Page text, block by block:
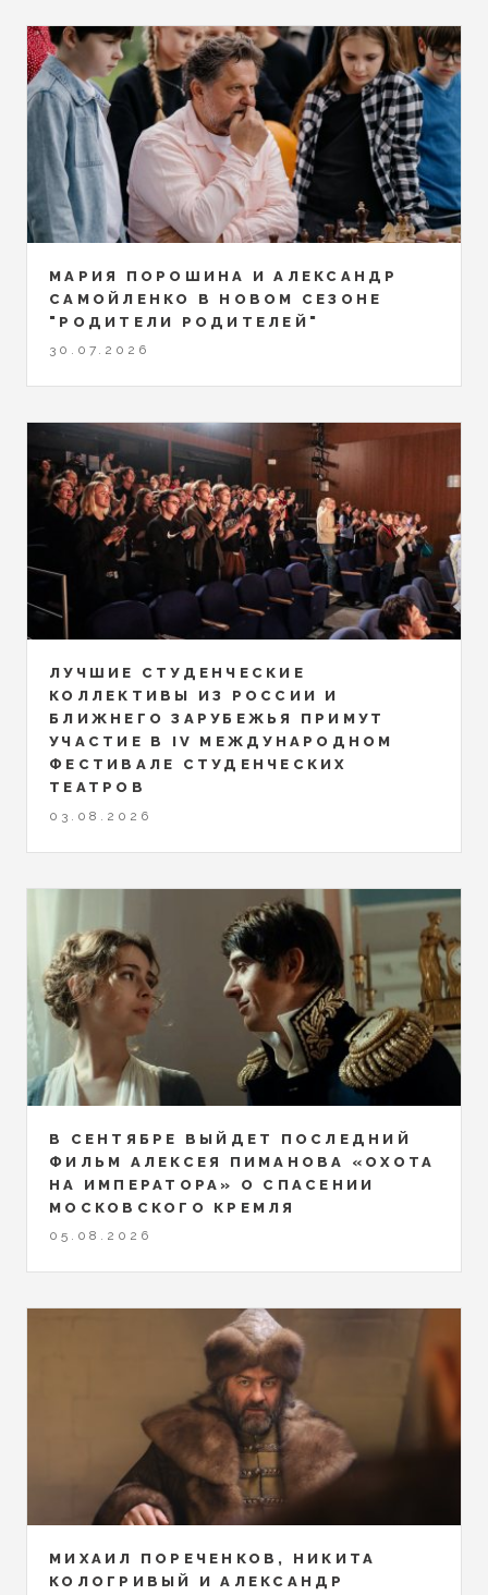
МАРИЯ ПОРОШИНА И АЛЕКСАНДР
САМОЙЛЕНКО В НОВОМ СЕЗОНЕ
"РОДИТЕЛИ РОДИТЕЛЕЙ"
30.07.2026
ЛУЧШИЕ СТУДЕНЧЕСКИЕ
КОЛЛЕКТИВЫ ИЗ РОССИИ И
БЛИЖНЕГО ЗАРУБЕЖЬЯ ПРИМУТ
УЧАСТИЕ В IV МЕЖДУНАРОДНОМ
ФЕСТИВАЛЕ СТУДЕНЧЕСКИХ
ТЕАТРОВ
03.08.2026
В СЕНТЯБРЕ ВЫЙДЕТ ПОСЛЕДНИЙ
ФИЛЬМ АЛЕКСЕЯ ПИМАНОВА «ОХОТА
НА ИМПЕРАТОРА» О СПАСЕНИИ
МОСКОВСКОГО КРЕМЛЯ
05.08.2026
МИХАИЛ ПОРЕЧЕНКОВ, НИКИТА
КОЛОГРИВЫЙ И АЛЕКСАНДР